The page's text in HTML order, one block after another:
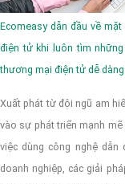
Ecomeasy dẫn đầu về
điện tử khi luôn tìm
thương mại điện tử dễ
Xuất phát từ đội ngũ am
vào sự phát triển mạnh
việc dùng công nghệ
doanh nghiệp, các giải